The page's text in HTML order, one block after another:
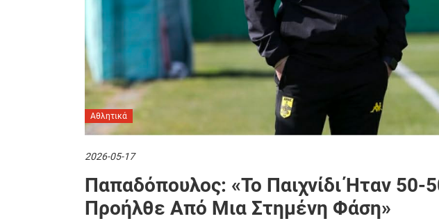
Αθλητικά
2026-05-17
Παπαδόπουλος: «Το Παιχνίδι Ήταν 50-
Προήλθε Από Μια Στημένη Φάση»